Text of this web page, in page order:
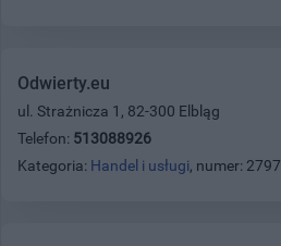
Odwierty.eu
ul. Strażnicza 1, 82-300 Elbląg
Telefon: 513088926
Kategoria: Handel i usługi, numer: 2797